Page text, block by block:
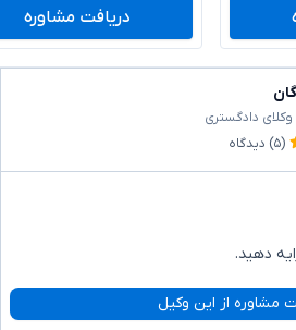
دریافت مشاوره
دادگستری
(۵) دیدگاه
دهید.
مشاوره از این وکیل